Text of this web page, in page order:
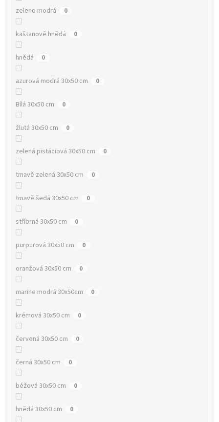
zeleno modrá 0
kaštanově hnědá 0
hnědá 0
azurová modrá 30x50 cm 0
Bílá 30x50 cm 0
žlutá 30x50 cm 0
zelená pistáciová 30x50 cm 0
tmavě zelená 30x50 cm 0
tmavě šedá 30x50 cm 0
stříbrná 30x50 cm 0
purpurová 30x50 cm 0
oranžová 30x50 cm 0
marine modrá 30x50cm 0
krémová 30x50 cm 0
červená 30x50 cm 0
černá 30x50 cm 0
béžová 30x50 cm 0
hnědá 30x50 cm 0